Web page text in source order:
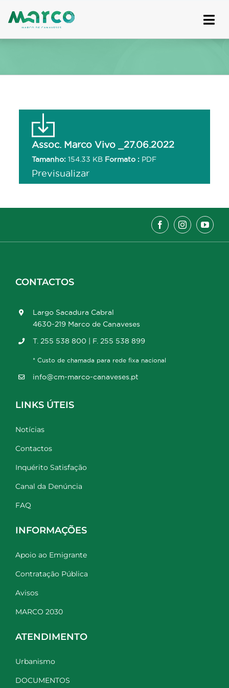
to
Assoc. Marco Vivo _27.06.2022
Tamanho: 154.33 KB Formato : PDF
Previsualizar
CONTACTOS
Largo Sacadura Cabral
4630-219 Marco de Canaveses
T. 255 538 800 | F. 255 538 899
* Custo de chamada para rede fixa nacional
info@cm-marco-canaveses.pt
LINKS ÚTEIS
Notícias
Contactos
Inquérito Satisfação
Canal da Denúncia
FAQ
INFORMAÇÕES
Apoio ao Emigrante
Contratação Pública
Avisos
MARCO 2030
ATENDIMENTO
Urbanismo
DOCUMENTOS